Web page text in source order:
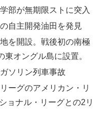
部が無期限ストに突入
自主開発油田を発見
を開設。戦後初の南極
オングル島に設置。
ソリン列車事故
ーグのアメリカン・リ
ョナル・リーグとの2リ